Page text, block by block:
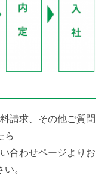
請求、その他ご質問
ら
合わせページよりお
。